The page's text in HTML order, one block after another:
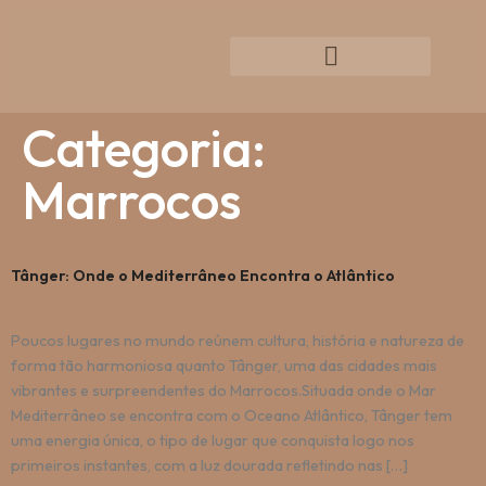
Categoria:
Marrocos
Tânger: Onde o Mediterrâneo Encontra o Atlântico
Poucos lugares no mundo reúnem cultura, história e natureza de
forma tão harmoniosa quanto Tânger, uma das cidades mais
vibrantes e surpreendentes do Marrocos.Situada onde o Mar
Mediterrâneo se encontra com o Oceano Atlântico, Tânger tem
uma energia única, o tipo de lugar que conquista logo nos
primeiros instantes, com a luz dourada refletindo nas […]